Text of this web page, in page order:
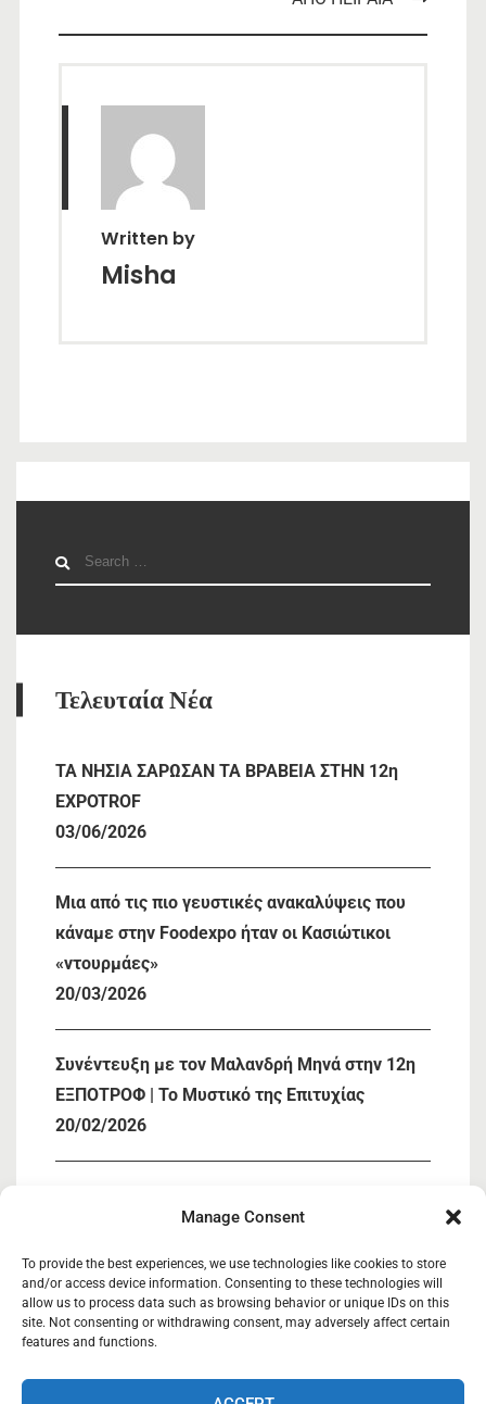
Manage Consent
To provide the best experiences, we use technologies like cookies to store
and/or access device information. Consenting to these technologies will
allow us to process data such as browsing behavior or unique IDs on this
site. Not consenting or withdrawing consent, may adversely affect certain
features and functions.
Search
for:
Τελευταία Νέα
TA NHΣΙΑ ΣΑΡΩΣΑΝ ΤΑ ΒΡΑΒΕΙΑ ΣΤΗΝ 12η
EXPOTROF
03/06/2026
Μια από τις πιο γευστικές ανακαλύψεις που
κάναμε στην Foodexpo ήταν οι Κασιώτικοι
«ντουρμάες»
20/03/2026
Συνέντευξη με τον Μαλανδρή Μηνά στην 12η
ΕΞΠΟΤΡΟΦ | Το Μυστικό της Επιτυχίας
20/02/2026
05/02/2026
Κάσιος Κοιν.Σ.Επ 27/03/2025
Written by
Misha